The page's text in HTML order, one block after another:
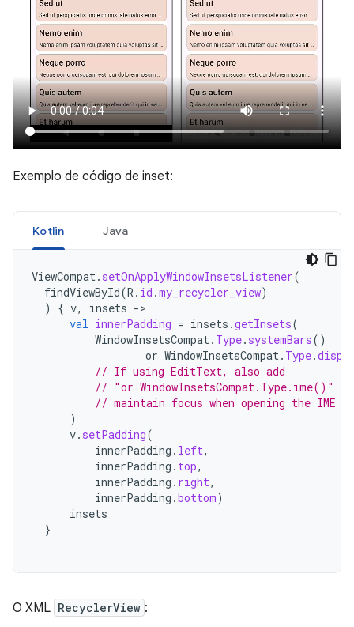
Exemplo de código de inset:
Kotlin Java
ViewCompat. setOnApplyWindowInsetsListener(
findViewById(R . id .my_recycler_view)
)
{ v, insets ->
val innerPadding = insets .getInsets(
WindowInsetsCompat. Type. systemBars()
or WindowInsetsCompat. Type.
// If using EditText, also add
// "or WindowInsetsCompat.Type.ime()" to
// maintain focus when opening the IME
)
v. setPadding(
innerPadding . left,
innerPadding . top,
innerPadding . right,
innerPadding .bottom)
insets
}
O XML RecyclerView :